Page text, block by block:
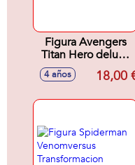
Figura Avengers
Titan Hero deluxe
Thanos 30 cm
4 años 18,00